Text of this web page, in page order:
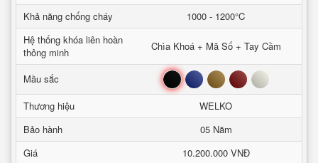
Khả năng chống cháy
1000 - 1200°C
Hệ thống khóa liên hoàn
thông minh
Chìa Khoá + Mã Số + Tay Cầm
Mầu sắc Đen Xanh Nâu Đỏ Trắng
Thương hiệu
WELKO
Bảo hành
05 Năm
Giá
10.200.000 VNĐ